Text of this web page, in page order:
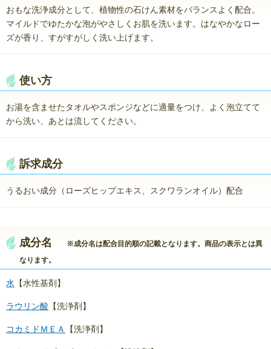
おもな洗浄成分として、植物性の石けん素材をバランスよく配合。
マイルドでゆたかな泡がやさしくお肌を洗います。はなやかなロー
ズが香り、すがすがしく洗い上げます。
使い方
お湯を含ませたタオルやスポンジなどに適量をつけ、よく泡立てて
から洗い、あとは流してください。
訴求成分
うるおい成分（ローズヒップエキス、スクワランオイル）配合
成分名
※成分名は配合目的順の記載となります。商品の表示とは異
なります。
水 【水性基剤】
ラウリン酸 【洗浄剤】
コカミドＭＥＡ 【洗浄剤】